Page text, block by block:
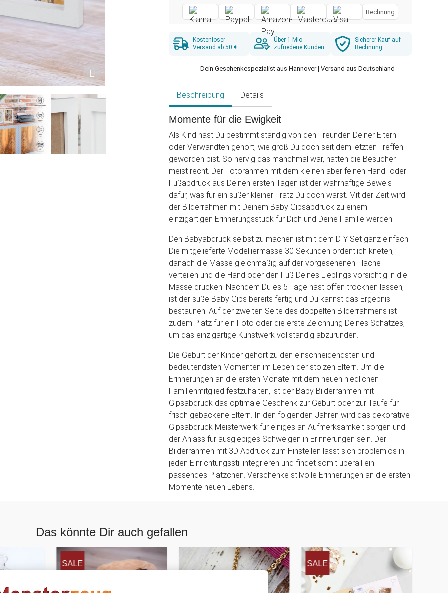
Rechnung
Kostenloser
Versand ab 50 €
Über 1 Mio.
zufriedene Kunden
Sicherer Kauf auf
Rechnung
Dein Geschenkespezialist aus Hannover | Versand aus Deutschland
Beschreibung Details
Momente für die Ewigkeit
Als Kind hast Du bestimmt ständig von den Freunden Deiner Eltern
oder Verwandten gehört, wie groß Du doch seit dem letzten Treffen
geworden bist. So nervig das manchmal war, hatten die Besucher
meist recht. Der Fotorahmen mit dem kleinen aber feinen Hand- oder
Fußabdruck aus Deinen ersten Tagen ist der wahrhaftige Beweis
dafür, was für ein süßer kleiner Fratz Du doch warst. Mit der Zeit wird
der Bilderrahmen mit Deinem Baby Gipsabdruck zu einem
einzigartigen Erinnerungsstück für Dich und Deine Familie werden.
Den Babyabdruck selbst zu machen ist mit dem DIY Set ganz einfach:
Die mitgelieferte Modelliermasse 30 Sekunden ordentlich kneten,
danach die Masse gleichmäßig auf der vorgesehenen Fläche
verteilen und die Hand oder den Fuß Deines Lieblings vorsichtig in die
Masse drücken. Nachdem Du es 5 Tage hast offen trocknen lassen,
ist der süße Baby Gips bereits fertig und Du kannst das Ergebnis
bestaunen. Auf der zweiten Seite des doppelten Bilderrahmens ist
zudem Platz für ein Foto oder die erste Zeichnung Deines Schatzes,
um das einzigartige Kunstwerk vollständig abzurunden.
Die Geburt der Kinder gehört zu den einschneidendsten und
bedeutendsten Momenten im Leben der stolzen Eltern. Um die
Erinnerungen an die ersten Monate mit dem neuen niedlichen
Familienmitglied festzuhalten, ist der Baby Bilderrahmen mit
Gipsabdruck das optimale Geschenk zur Geburt oder zur Taufe für
frisch gebackene Eltern. In den folgenden Jahren wird das dekorative
Gipsabdruck Meisterwerk für einiges an Aufmerksamkeit sorgen und
der Anlass für ausgiebiges Schwelgen in Erinnerungen sein. Der
Bilderrahmen mit 3D Abdruck zum Hinstellen lässt sich problemlos in
jeden Einrichtungsstil integrieren und findet somit überall ein
passendes Plätzchen. Verschenke stilvolle Erinnerungen an die ersten
Momente neuen Lebens.
Das könnte Dir auch gefallen
SALE SALE